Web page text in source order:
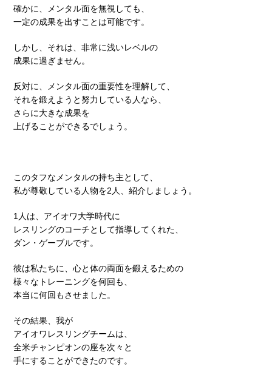
確かに、メンタル面を無視しても、
一定の成果を出すことは可能です。
しかし、それは、非常に浅いレベルの
成果に過ぎません。
反対に、メンタル面の重要性を理解して、
それを鍛えようと努力している人なら、
さらに大きな成果を
上げることができるでしょう。
このタフなメンタルの持ち主として、
私が尊敬している人物を2人、紹介しましょう。
1人は、アイオワ大学時代に
レスリングのコーチとして指導してくれた、
ダン・ゲーブルです。
彼は私たちに、心と体の両面を鍛えるための
様々なトレーニングを何回も、
本当に何回もさせました。
その結果、我が
アイオワレスリングチームは、
全米チャンピオンの座を次々と
手にすることができたのです。